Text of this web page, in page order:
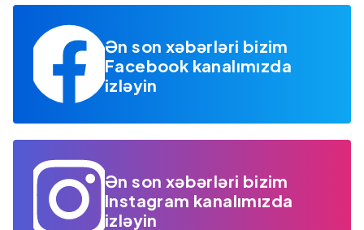
Ən son xəbərləri bizim
Facebook kanalımızda
izləyin
Ən son xəbərləri bizim
Instagram kanalımızda
izləyin